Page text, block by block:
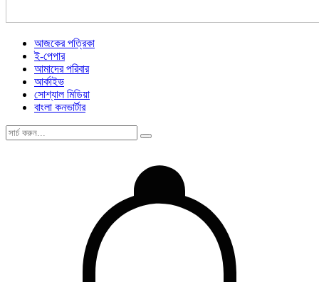
আজকের পত্রিকা
ই-পেপার
আমাদের পরিবার
আর্কাইভ
সোশ্যাল মিডিয়া
বাংলা কনভার্টার